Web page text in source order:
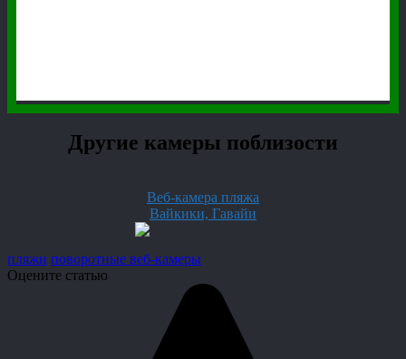
Другие камеры поблизости
Веб-камера пляжа
Вайкики, Гавайи
пляжи поворотные веб-камеры
Оцените статью